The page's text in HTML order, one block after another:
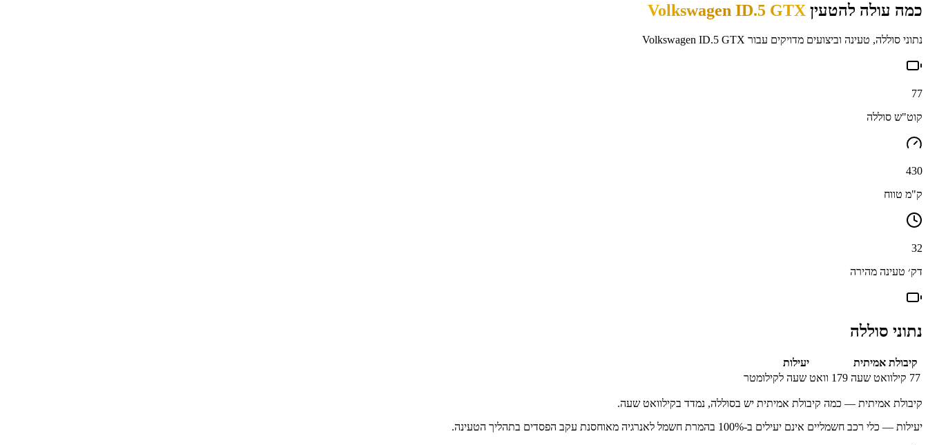
כמה עולה להטעין Volkswagen ID.5 GTX
נתוני סוללה, טעינה וביצועים מדויקים עבור Volkswagen ID.5 GTX
77
קוט"ש סוללה
430
ק"מ טווח
32
דק׳ טעינה מהירה
נתוני סוללה
קיבולת אמיתית
יעילות
77 קילוואט שעה 179 וואט שעה לקילומטר
קיבולת אמיתית — כמה קיבולת אמיתית יש בסוללה, נמדד בקילוואט שעה.
יעילות — כלי רכב חשמליים אינם יעילים ב-100% בהמרת חשמל לאנרגיה מאוחסנת עקב הפסדים בתהליך הטעינה.